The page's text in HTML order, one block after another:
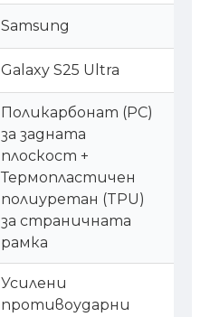
Samsung
Galaxy S25 Ultra
Поликарбонат (PC)
за задната
плоскост +
Термопластичен
полиуретан (TPU)
за страничната
рамка
Усилени
противоударни